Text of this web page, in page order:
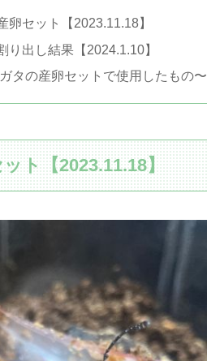
卵セット【2023.11.18】
り出し結果【2024.1.10】
タの産卵セットで使用したもの〜
ト【2023.11.18】